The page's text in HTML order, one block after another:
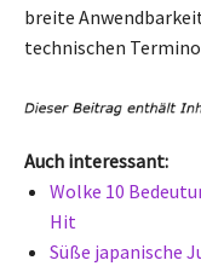
breite
technischen
Auch interessant:
Wolke 10
Hit
Süße japanische